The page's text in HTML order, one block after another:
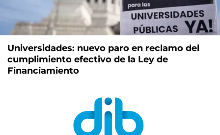
Universidades: nuevo paro en reclamo del
cumplimiento efectivo de la Ley de
Financiamiento